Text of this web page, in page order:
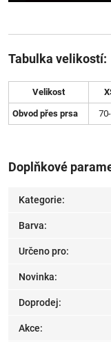
Tabulka velikostí:
Velikost
Obvod přes prsa
Doplňkové
Kategorie:
Barva:
Určeno pro:
Novinka:
Doprodej:
Akce: